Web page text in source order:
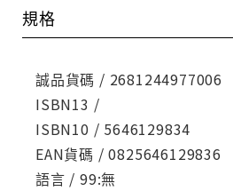
規格
誠品貨碼 / 2681244977006
ISBN13 /
ISBN10 / 5646129834
EAN貨碼 / 0825646129836
語言 / 99:無